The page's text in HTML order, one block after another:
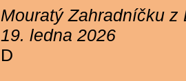
Mouratý Zahradníčku
19. ledna 2026
D